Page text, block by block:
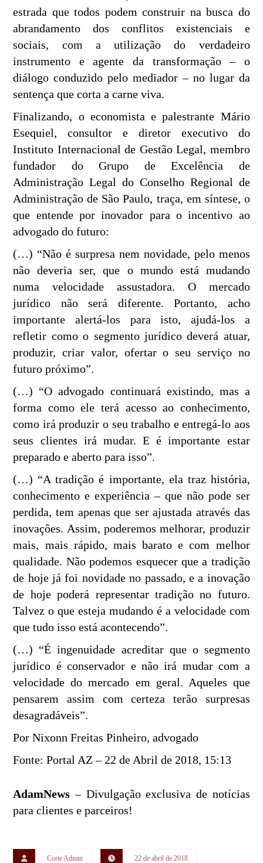
estrada que todos podem construir na busca do
abrandamento dos conflitos existenciais e
sociais, com a utilização do verdadeiro
instrumento e agente da transformação – o
diálogo conduzido pelo mediador – no lugar da
sentença que corta a carne viva.
Finalizando, o economista e palestrante Mário
Esequiel, consultor e diretor executivo do
Instituto Internacional de Gestão Legal, membro
fundador do Grupo de Excelência de
Administração Legal do Conselho Regional de
Administração de São Paulo, traça, em síntese, o
que entende por inovador para o incentivo ao
advogado do futuro:
(…) “Não é surpresa nem novidade, pelo menos
não deveria ser, que o mundo está mudando
numa velocidade assustadora. O mercado
jurídico não será diferente. Portanto, acho
importante alertá-los para isto, ajudá-los a
refletir como o segmento jurídico deverá atuar,
produzir, criar valor, ofertar o seu serviço no
futuro próximo”.
(…) “O advogado continuará existindo, mas a
forma como ele terá acesso ao conhecimento,
como irá produzir o seu trabalho e entregá-lo aos
seus clientes irá mudar. E é importante estar
preparado e aberto para isso”.
(…) “A tradição é importante, ela traz história,
conhecimento e experiência – que não pode ser
perdida, tem apenas que ser ajustada através das
inovações. Assim, poderemos melhorar, produzir
mais, mais rápido, mais barato e com melhor
qualidade. Não podemos esquecer que a tradição
de hoje já foi novidade no passado, e a inovação
de hoje poderá representar tradição no futuro.
Talvez o que esteja mudando é a velocidade com
que tudo isso está acontecendo”.
(…) “É ingenuidade acreditar que o segmento
jurídico é conservador e não irá mudar com a
velocidade do mercado em geral. Aqueles que
pensarem assim com certeza terão surpresas
desagradáveis”.
Por Nixonn Freitas Pinheiro, advogado
Fonte: Portal AZ – 22 de Abril de 2018, 15:13
AdamNews – Divulgação exclusiva de notícias
para clientes e parceiros!
Corte Admin 22 de abril de 2018